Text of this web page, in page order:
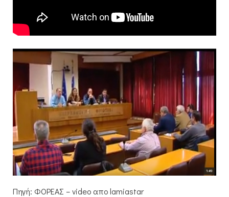
Πηγή: ΦΟΡΕΑΣ – video απο lamiastar